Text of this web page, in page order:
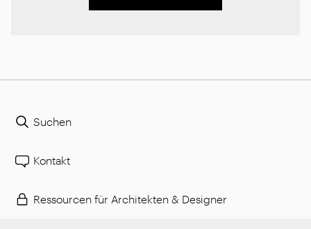
Suchen
Kontakt
Ressourcen für Architekten & Designer